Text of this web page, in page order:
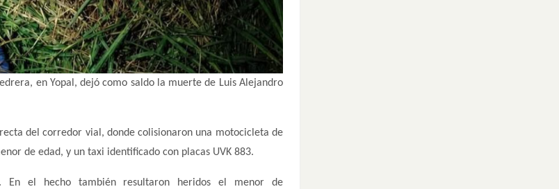
en Yopal, dejó como saldo la muerte de Luis Alejandro
del corredor vial, donde colisionaron una motocicleta de
de edad, y un taxi identificado con placas UVK 883.
En el hecho también resultaron heridos el menor de